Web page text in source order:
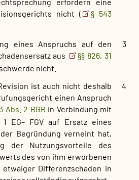
nicht (
§ 543
3
eines Anspruchs auf den
aus
§§ 826, 31
nicht.
4
ist auch nicht deshalb
einen Anspruch
Abs. 2 BGB in Verbindung mit
EG– FGV auf Ersatz eines
Begründung verneint hat,
der Nutzungsvorteile des
des von ihm erworbenen
Differenzschaden in